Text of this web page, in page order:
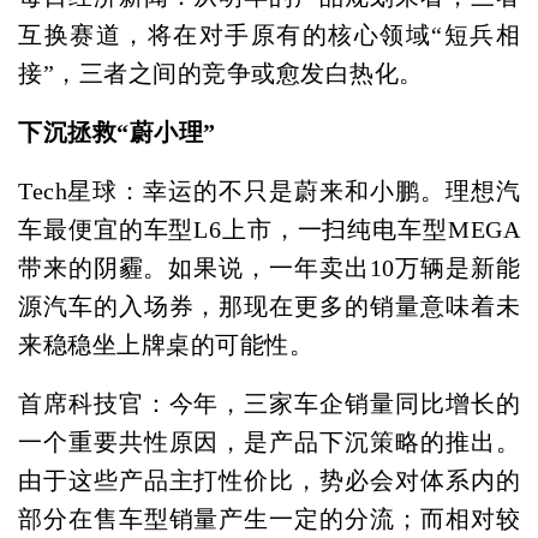
互换赛道，将在对手原有的核心领域“短兵相
接”，三者之间的竞争或愈发白热化。
下沉拯救“蔚小理”
Tech星球：幸运的不只是蔚来和小鹏。理想汽
车最便宜的车型L6上市，一扫纯电车型MEGA
带来的阴霾。如果说，一年卖出10万辆是新能
源汽车的入场券，那现在更多的销量意味着未
来稳稳坐上牌桌的可能性。
首席科技官：今年，三家车企销量同比增长的
一个重要共性原因，是产品下沉策略的推出。
由于这些产品主打性价比，势必会对体系内的
部分在售车型销量产生一定的分流；而相对较